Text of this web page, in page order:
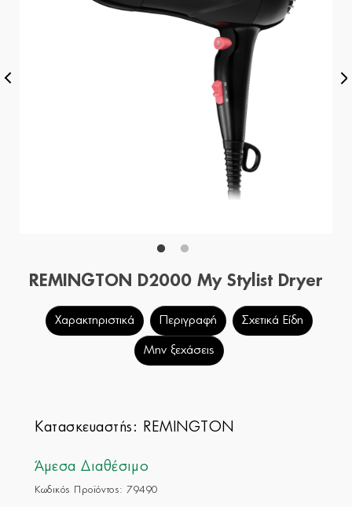
REMINGTON D2000 My Stylist Dryer
Χαρακτηριστικά Περιγραφή Σχετικά Είδη
Μην ξεχάσεις
Κατασκευαστής: REMINGTON
Άμεσα Διαθέσιμο
Κωδικός Προϊόντος: 79490